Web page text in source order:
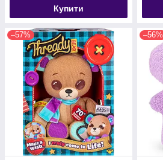
Купити
–57% –56%